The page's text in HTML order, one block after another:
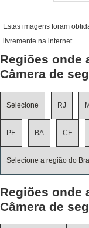
Estas imagens foram
livremente na internet
Regiões onde
Câmera de
Selecione RJ
PE BA CE
Selecione a região do
Regiões onde
Câmera de